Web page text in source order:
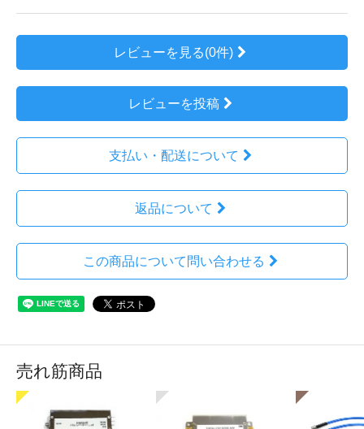
レビューを見る(0件)
レビューを投稿
支払い・配送について
返品について
この商品について問い合わせる
売れ筋商品